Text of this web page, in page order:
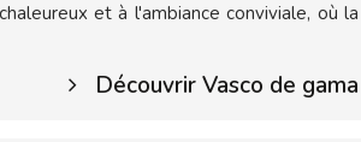
et à l'ambiance conviviale, où la
Découvrir Vasco de gama